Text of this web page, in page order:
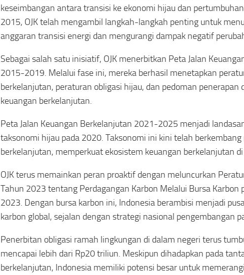
keseimbangan antara transisi ke ekonomi hijau dan
2015, OJK telah mengambil langkah-langkah penting untuk
anggaran transisi energi dan mengurangi dampak negatif
Sebagai salah satu inisiatif, OJK menerbitkan Peta Jalan
2015-2019. Melalui fase ini, mereka berhasil menetapkan
berkelanjutan, peraturan obligasi hijau, dan pedoman penerapan
keuangan berkelanjutan.
Peta Jalan Keuangan Berkelanjutan 2021-2025 menjadi
taksonomi hijau pada 2020. Taksonomi ini kini telah
berkelanjutan, memperkuat ekosistem keuangan berkelanjutan
OJK terus memainkan peran proaktif dengan meluncurkan
Tahun 2023 tentang Perdagangan Karbon Melalui Bursa Karbon
2023. Dengan bursa karbon ini, Indonesia berambisi menjadi
karbon global, sejalan dengan strategi nasional pengembangan
Penerbitan obligasi ramah lingkungan di dalam negeri terus
mencapai lebih dari Rp20 triliun. Meskipun dihadapkan pada
berkelanjutan, Indonesia memiliki potensi besar untuk